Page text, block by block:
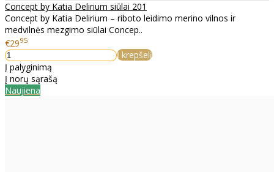
Concept by Katia Delirium siūlai 201
Concept by Katia Delirium – riboto leidimo merino vilnos ir
medvilnės mezgimo siūlai Concep..
€2995
Į krepšelį
Į palyginimą
Į norų sąrašą
Naujiena